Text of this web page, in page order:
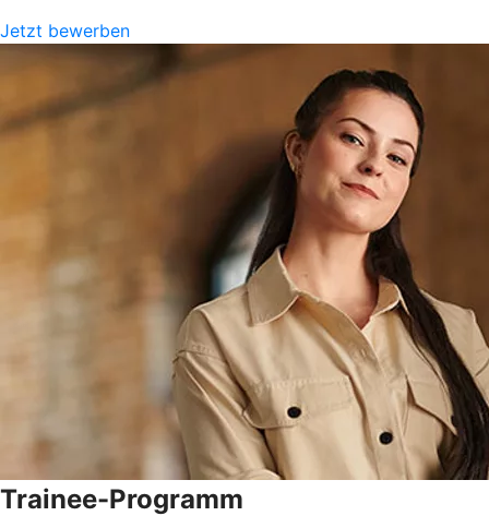
Jetzt bewerben
Trainee-Programm